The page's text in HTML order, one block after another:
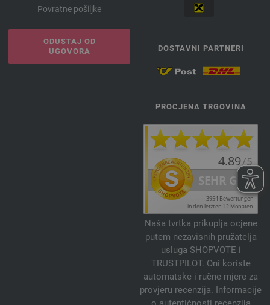
Povratne pošiljke
ODUSTAJ OD
UGOVORA
DOSTAVNI PARTNERI
PROCJENA TRGOVINA
Naša tvrtka prikuplja ocjene
putem nezavisnih pružatelja
usluga SHOPVOTE i
TRUSTPILOT. Oni koriste
automatske i ručne mjere za
provjeru recenzija. Informacije